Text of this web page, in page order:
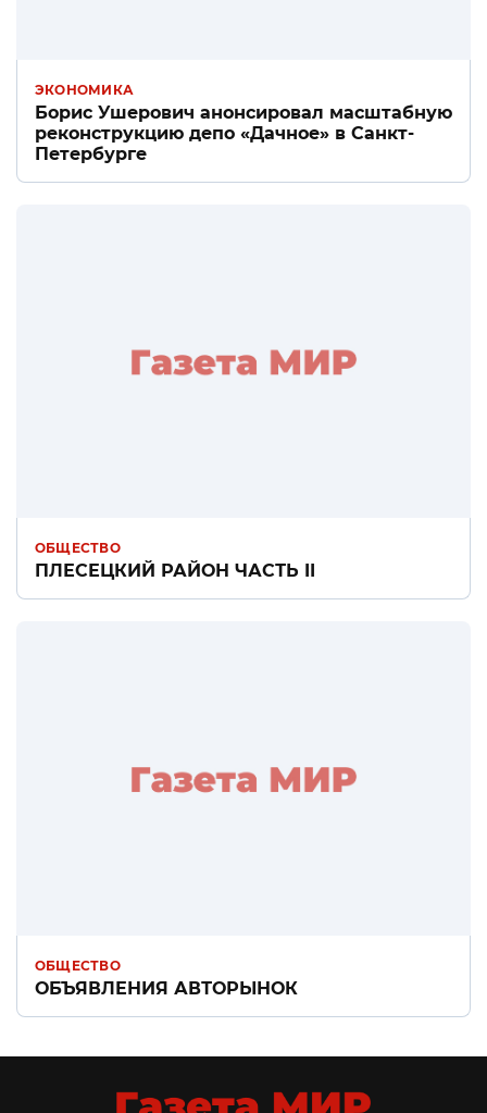
ЭКОНОМИКА
Борис Ушерович анонсировал масштабную
реконструкцию депо «Дачное» в Санкт-
Петербурге
ОБЩЕСТВО
ПЛЕСЕЦКИЙ РАЙОН ЧАСТЬ II
ОБЩЕСТВО
ОБЪЯВЛЕНИЯ АВТОРЫНОК